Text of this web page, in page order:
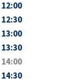
12:00
12:30
13:00
13:30
14:00
14:30